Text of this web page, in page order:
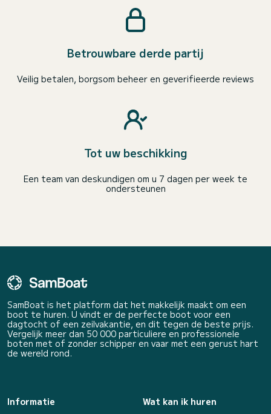
Betrouwbare derde partij
Veilig betalen, borgsom beheer en geverifieerde reviews
Tot uw beschikking
Een team van deskundigen om u 7 dagen per week te
ondersteunen
SamBoat is het platform dat het makkelijk maakt om een
boot te huren. U vindt er de perfecte boot voor een
dagtocht of een zeilvakantie, en dit tegen de beste prijs.
Vergelijk meer dan 50 000 particuliere en professionele
boten met of zonder schipper en vaar met een gerust hart
de wereld rond.
Informatie
Wat kan ik huren